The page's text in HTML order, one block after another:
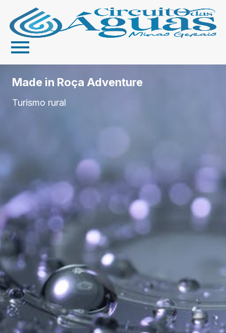
Made in Roça Adventure
Turismo rural